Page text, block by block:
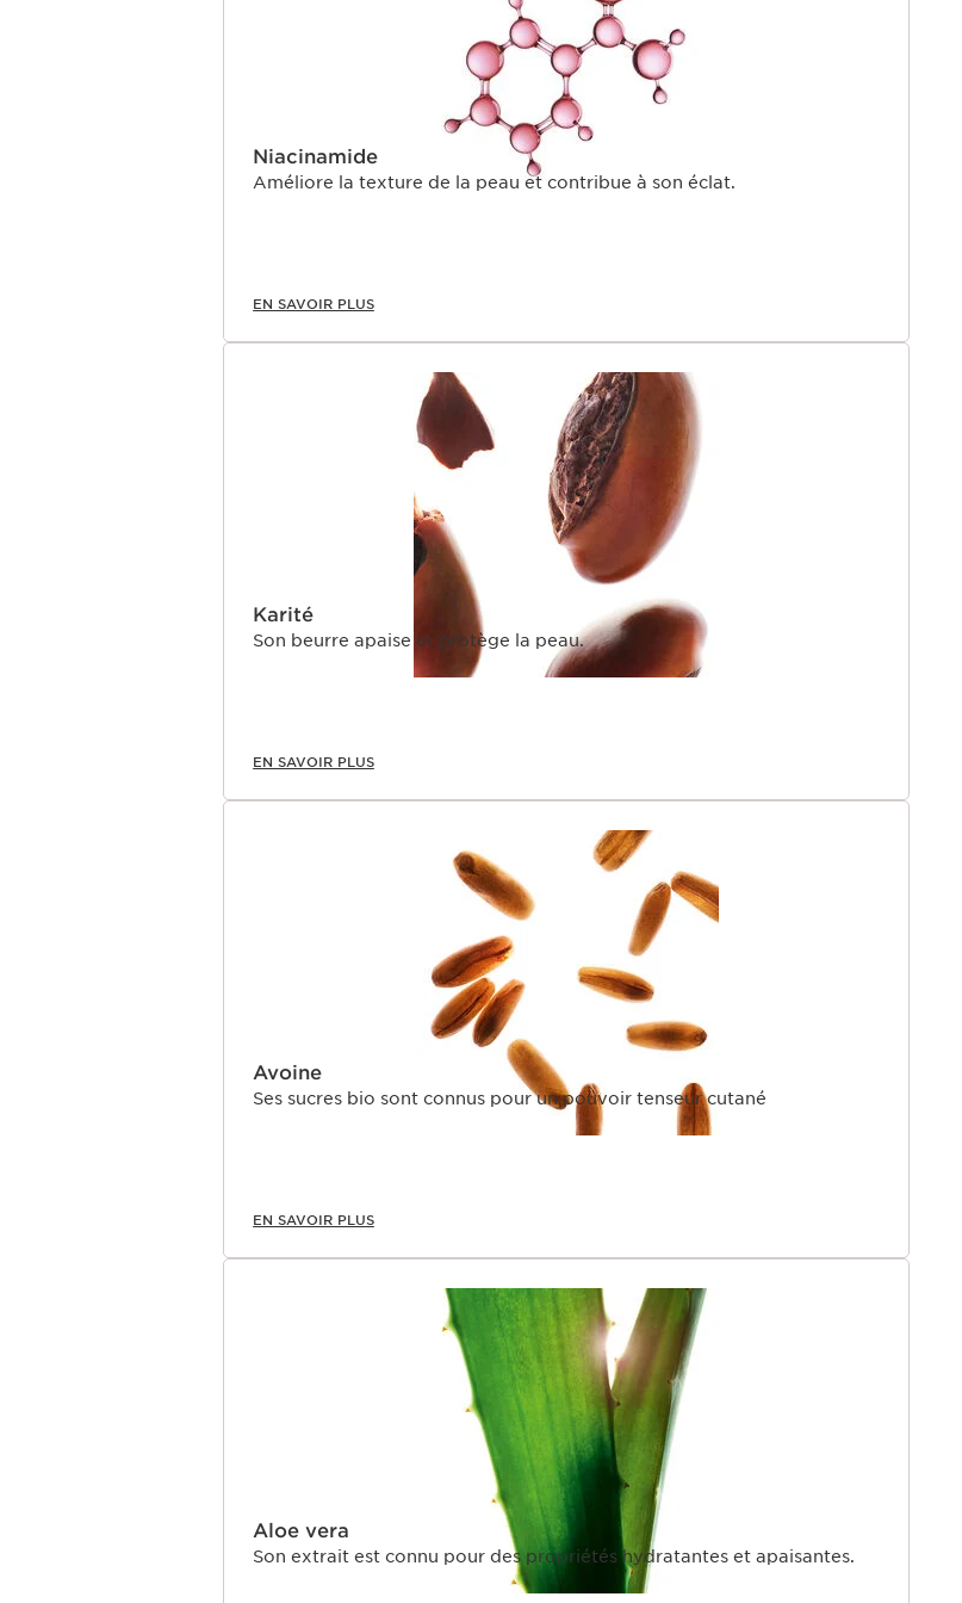
développement. Chaque recharge n'est pas seulement un choix, c'est un
geste significatif en faveur du développement durable. En rechargeant 2 fois
une crème, on contribue à diminuer de 84%**** notre empreinte
environnementale. Vous économiserez 58% des matériaux, dont 67% de verre,
40% de carton et 42% de plastique. plastique.
POUR QUI ?
Toutes les femmes à la recherche d’une routine de soin quotidienne
**Test consommateurs, Extra-Firming Nuit Peaux sèches, 111 femmes.
***Test ex vivo réalisé sur explants de peaux photo vieillis, mesure de la
****Comparaison entre 3 pots extra-firming complets et 1 pot complet
rechargé 2 fois. Basé sur un score unique, calculé à partir d’une analyse de
Découvrez le Soin Expert Jeunesse qui s’adapte à tous les besoins de votre
Il réduit visiblement les premières rides et celles qui sont installées. Votre peau
est plus ferme, plus tonique et éclatante.
Innovation
La gamme Extra-Firming possède une technologie exclusive pour aider à
augmenter le capital collagène de la peau* [COLLAGEN]³ TECHNOLOGY.
Le capital collagène de la peau est augmenté de 53%.*
Le plus Clarins
réserves diminuent dès l'âge de 25 ans. Fort de plus de 45 ans d'expertise
fermeté, la Recherche Clarins apporte une réponse exclusive : lutter contre les
signes visibles de la perte de collagène sur la peau et retrouver une peau plus
ferme. Grâce à une toute nouvelle approche, la Recherche Clarins a trouvé
comment agir sur le collagène pour préserver et re-booster la jeunesse de la
peau en ciblant à la fois sa qualité, sa quantité et sa structure. Une réponse
inédite et exceptionnelle pour augmenter le capital collagène de la peau.
C’est la promesse d’une peau ferme et repulpée, de contours du visage plus
Niacinamide
Améliore la texture de la peau et contribue à son éclat.
EN SAVOIR PLUS
Karité
Son beurre apaise et protège la peau.
EN SAVOIR PLUS
Avoine
Ses sucres bio sont connus pour un pouvoir tenseur cutané
EN SAVOIR PLUS
Aloe vera
Son extrait est connu pour des propriétés hydratantes et apaisantes.